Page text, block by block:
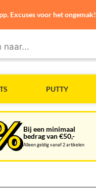
PUTTY
Bij een minimaal
bedrag van €50,-
Alleen geldig vanaf 2 artikelen
Excuses voor het ongemak!